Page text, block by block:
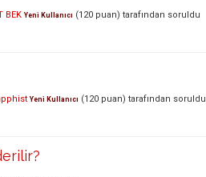
BEK Yeni Kullanıcı (120 puan) tarafından soruldu
Yeni Kullanıcı (120 puan) tarafından soruldu